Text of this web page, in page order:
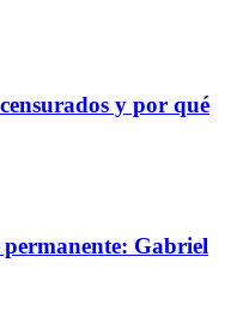
y por qué
Gabriel